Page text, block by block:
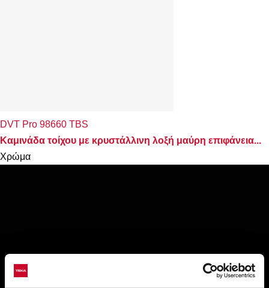
DVT Pro 98660 TBS
Καμινάδα τοίχου με κρυστάλλινη λοξή μαύρη επιφάνεια...
Χρώμα